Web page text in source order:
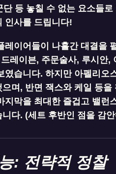
단 등 놓칠 수 없는 요소들
인사를 드립니다!
레이어들이 나흘간 대결을
레이븐, 주문술사, 루시안,
였습니다. 하지만 아펠리오
며, 반면 잭스와 케일 등
지막을 최대한 즐겁고 밸런
다. (세트 후반인 점을 감
: 전략적 정찰